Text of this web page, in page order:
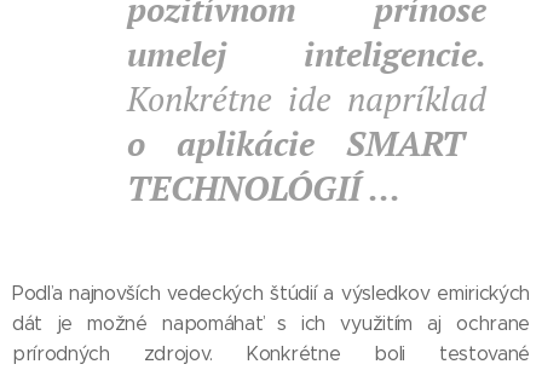
pozitívnom prínose
umelej inteligencie.
Konkrétne ide napríklad
o aplikácie SMART
TECHNOLÓGIÍ ...
Podľa najnovších vedeckých štúdií a výsledkov emirických
dát je možné napomáhať s ich využitím aj ochrane
prírodných zdrojov. Konkrétne boli testované